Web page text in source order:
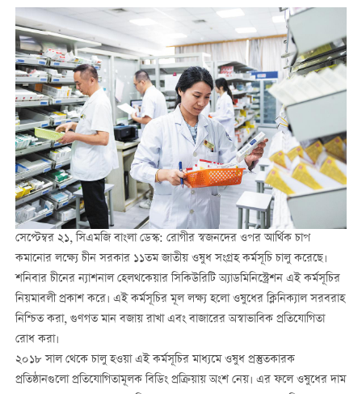
সেপ্টেম্বর ২১, সিএমজি বাংলা ডেস্ক: রোগীর স্বজনদের ওপর আর্থিক চাপ
কমানোর লক্ষ্যে চীন সরকার ১১তম জাতীয় ওষুধ সংগ্রহ কর্মসূচি চালু করেছে।
শনিবার চীনের ন্যাশনাল হেলথকেয়ার সিকিউরিটি অ্যাডমিনিস্ট্রেশন এই কর্মসূচির
নিয়মাবলী প্রকাশ করে। এই কর্মসূচির মূল লক্ষ্য হলো ওষুধের ক্লিনিক্যাল সরবরাহ
নিশ্চিত করা, গুণগত মান বজায় রাখা এবং বাজারের অস্বাভাবিক প্রতিযোগিতা
রোধ করা।
২০১৮ সাল থেকে চালু হওয়া এই কর্মসূচির মাধ্যমে ওষুধ প্রস্তুতকারক
প্রতিষ্ঠানগুলো প্রতিযোগিতামূলক বিডিং প্রক্রিয়ায় অংশ নেয়। এর ফলে ওষুধের দাম